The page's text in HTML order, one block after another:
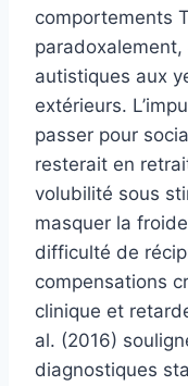
comportements
paradoxalement,
autistiques aux
extérieurs.
passer pour
resterait en
volubilité sous
masquer la
difficulté de
compensations
clinique et
al. (2016)
diagnostiques